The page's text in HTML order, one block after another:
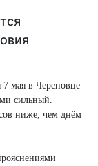
мая в Череповце
сильный.
ниже, чем днём